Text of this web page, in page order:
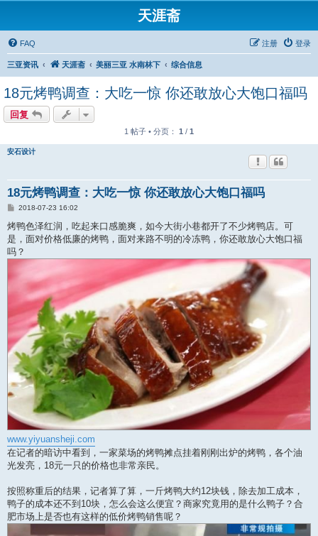
天涯斋
FAQ 登录
注册
三亚资讯 天涯斋 美丽三亚 水南林下 综合信息
18元烤鸭调查：大吃一惊 你还敢放心大饱口福吗
回复
1 帖子 • 分页： 1 / 1
安石设计
18元烤鸭调查：大吃一惊 你还敢放心大饱口福吗
帖
2018-07-23 16:02
烤鸭色泽红润，吃起来口感脆爽，如今大街小巷都开了不少烤鸭店。可
是，面对价格低廉的烤鸭，面对来路不明的冷冻鸭，你还敢放心大饱口福
吗？
www.yiyuansheji.com
在记者的暗访中看到，一家菜场的烤鸭摊点挂着刚刚出炉的烤鸭，各个油
光发亮，18元一只的价格也非常亲民。
按照称重后的结果，记者算了算，一斤烤鸭大约12块钱，除去加工成本，
鸭子的成本还不到10块，怎么会这么便宜？商家究竟用的是什么鸭子？合
肥市场上是否也有这样的低价烤鸭销售呢？